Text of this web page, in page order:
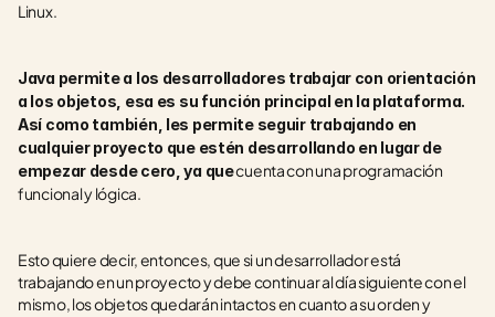
Linux.
Java permite a los desarrolladores trabajar con orientación
a los objetos, esa es su función principal en la plataforma.
Así como también, les permite seguir trabajando en
cualquier proyecto que estén desarrollando en lugar de
empezar desde cero, ya que cuenta con una programación
funcional y lógica.
Esto quiere decir, entonces, que si un desarrollador está
trabajando en un proyecto y debe continuar al día siguiente con el
mismo, los objetos quedarán intactos en cuanto a su orden y